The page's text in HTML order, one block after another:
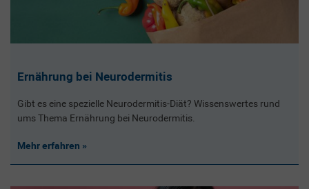
Ernährung bei Neurodermitis
Gibt es eine spezielle Neurodermitis-Diät? Wissenswertes rund
ums Thema Ernährung bei Neurodermitis.
Mehr erfahren